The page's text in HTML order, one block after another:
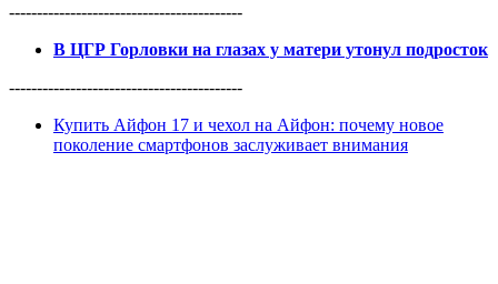
------------------------------------------
В ЦГР Горловки на глазах у матери утонул подросток
------------------------------------------
Купить Айфон 17 и чехол на Айфон: почему новое
поколение смартфонов заслуживает внимания